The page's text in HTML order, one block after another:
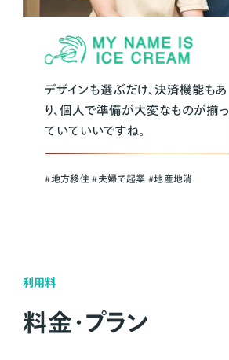
デザインも選ぶだけ、決済機能もあ
り、個人で準備が大変なものが揃っ
ていていいですね。
#地方移住 #夫婦で起業 #地産地消
利用料
料金・プラン